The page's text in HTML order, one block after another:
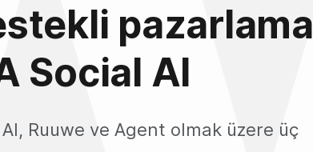
pazarlama
Social AI
Ruuwe ve Agent olmak üzere üç